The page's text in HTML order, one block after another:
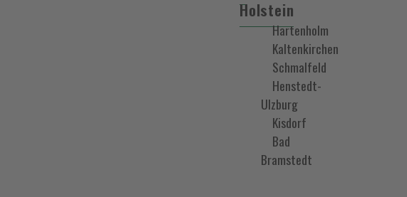
Holstein
Hartenholm
Kaltenkirchen
Schmalfeld
Henstedt-
Ulzburg
Kisdorf
Bad
Bramstedt